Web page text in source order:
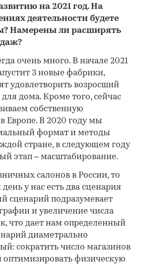
на 2021 год. На
деятельности будете
Намерены ли расширять
очень много. В начале 2021
3 новые фабрики,
удовлетворить возросший
дома. Кроме того, сейчас
собственную
Европе. В 2020 году мы
формат и методы
стране, в следующем году
этап – масштабирование.
салонов в России, то
у нас есть два сценария
сценарий подразумевает
и увеличение числа
что дает нам определенный
диаметрально
сократить число магазинов
оптимизировать физическую